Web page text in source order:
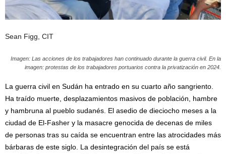
Sean Figg, CIT
Imagen: Las acciones de los trabajadores han continuado durante la guerra civil. En la
imagen: protestas de los trabajadores portuarios contra la privatización en 2024.
La guerra civil en Sudán ha entrado en su cuarto año sangriento.
Ha traído muerte, desplazamientos masivos de población, hambre
y hambruna al pueblo sudanés. El asedio de dieciocho meses a la
ciudad de El-Fasher y la masacre genocida de decenas de miles
de personas tras su caída se encuentran entre las atrocidades más
bárbaras de este siglo. La desintegración del país se está